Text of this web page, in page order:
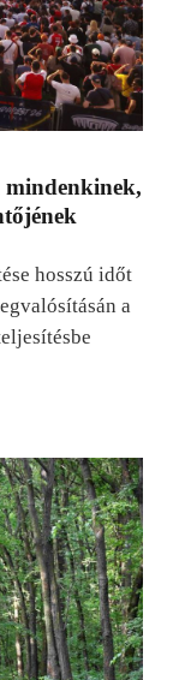
mindenkinek,
hosszú időt
a